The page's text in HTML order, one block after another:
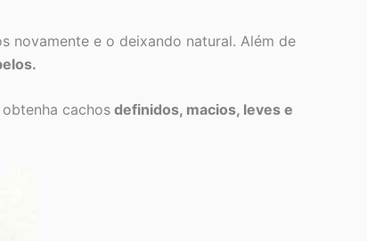
novamente e o deixando natural. Além de
cachosdefinidos, macios, leves e